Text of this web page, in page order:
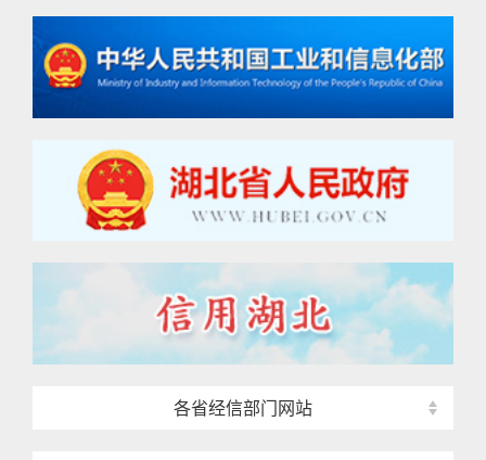
各省经信部门网站